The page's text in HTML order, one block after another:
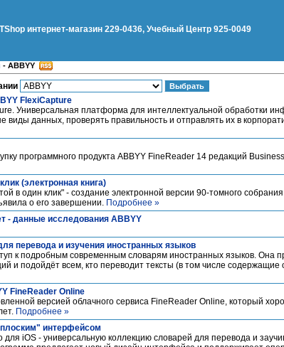
интернет-магазин 229-0436, Учебный Центр 925-0049
- ABBYY
FlexiCapture
Универсальная платформа для интеллектуальной обработки
виды данных, проверять правильность и отправлять их в
программного продукта ABBYY FineReader 14 редакций
(электронная книга)
в один клик" - создание электронной версии 90-томного
о его завершении. Подробнее »
- данные исследования ABBYY
перевода и изучения иностранных языков
к подробным современным словарям иностранных языков. Она
и подойдёт всем, кто переводит тексты (в том числе содержащие
FineReader Online
версией облачного сервиса FineReader Online, который
Подробнее »
интерфейсом
iOS - универсальную коллекцию словарей для перевода и